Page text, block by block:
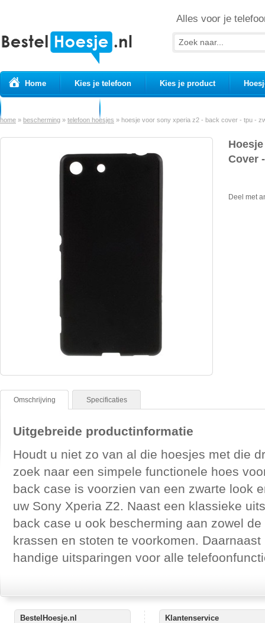
Alles voor je
Home Kies je telefoon Kies je product
home » bescherming » telefoon hoesjes » hoesje voor sony xperia z2 - back cover - tpu -
Cover
Deel met
Omschrijving Specificaties
Uitgebreide productinformatie
Houdt u niet zo van al die hoesjes met die
zoek naar een simpele functionele hoes
back case is voorzien van een zwarte look
uw Sony Xperia Z2. Naast een klassieke
back case u ook bescherming aan zowel
krassen en stoten te voorkomen.
handige uitsparingen voor alle
BestelHoesje.nl Klantenservice